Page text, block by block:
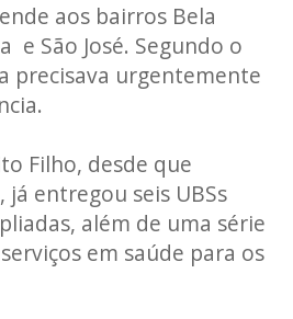
aos bairros Bela
e São José. Segundo o
precisava urgentemente
Filho, desde que
já entregou seis UBSs
além de uma série
em saúde para os